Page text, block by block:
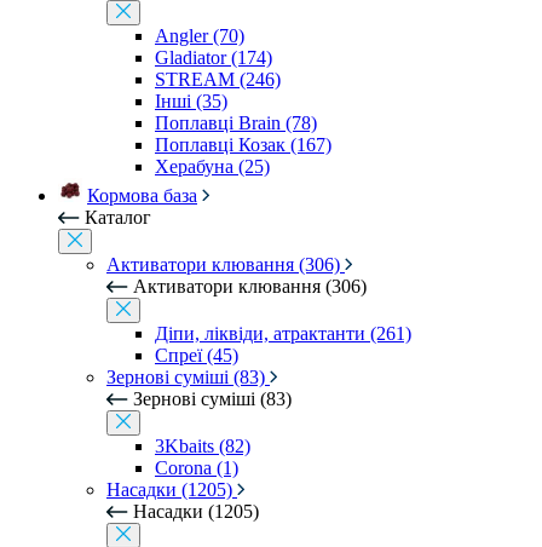
Angler (70)
Gladiator (174)
STREAM (246)
Інші (35)
Поплавці Brain (78)
Поплавці Козак (167)
Херабуна (25)
Кормова база
Каталог
Активатори клювання (306)
Активатори клювання (306)
Діпи, ліквіди, атрактанти (261)
Спреї (45)
Зернові суміші (83)
Зернові суміші (83)
3Kbaits (82)
Corona (1)
Насадки (1205)
Насадки (1205)